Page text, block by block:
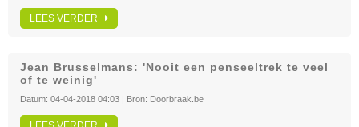
LEES VERDER
Jean Brusselmans: 'Nooit een penseeltrek te veel
of te weinig'
Datum: 04-04-2018 04:03 | Bron: Doorbraak.be